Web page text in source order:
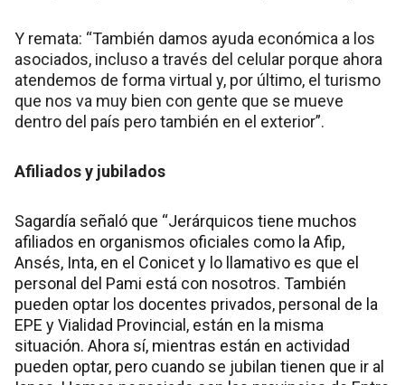
Y remata: “También damos ayuda económica a los
asociados, incluso a través del celular porque ahora
atendemos de forma virtual y, por último, el turismo
que nos va muy bien con gente que se mueve
dentro del país pero también en el exterior”.
Afiliados y jubilados
Sagardía señaló que “Jerárquicos tiene muchos
afiliados en organismos oficiales como la Afip,
Ansés, Inta, en el Conicet y lo llamativo es que el
personal del Pami está con nosotros. También
pueden optar los docentes privados, personal de la
EPE y Vialidad Provincial, están en la misma
situación. Ahora sí, mientras están en actividad
pueden optar, pero cuando se jubilan tienen que ir al